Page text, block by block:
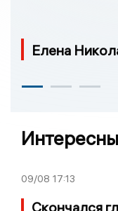
Елена
09/08 17:13
Скончался